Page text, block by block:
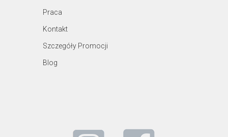
Praca
Kontakt
Szczegóły Promocji
Blog